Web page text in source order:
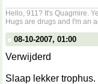
Hello, 911? It's Quagmire.
Hugs are drugs and I'm an
08-10-2007, 01:00
Verwijderd
Slaap lekker trophus.